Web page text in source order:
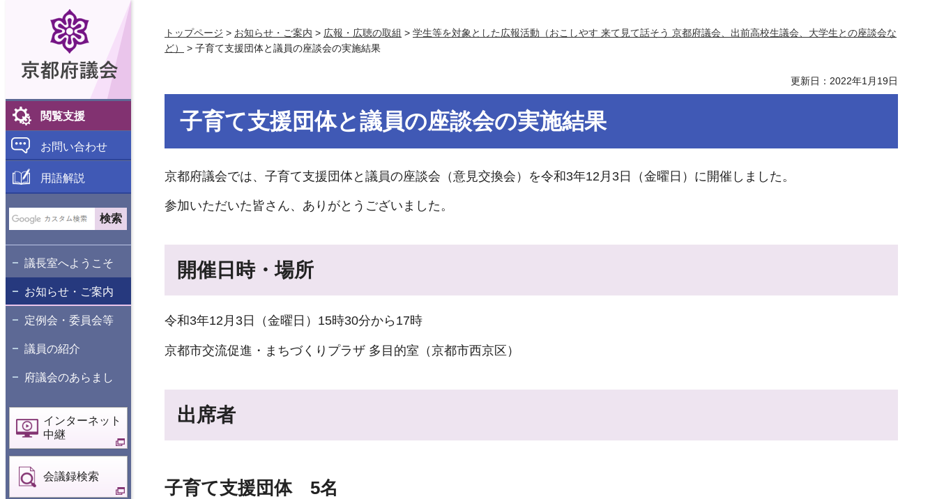
京都府議会
閲覧支援
お問い合わせ
用語解説
議長室へようこそ
お知らせ・ご案内
定例会・委員会等
議員の紹介
府議会のあらまし
インターネット
中継
会議録検索
トップページ > お知らせ・ご案内 > 広報・広聴の取組 > 学生等を対象とした広報活動（おこしやす 来て見て話そう 京都府議会、出前高校生議会、大学生との座談会な
ど）
> 子育て支援団体と議員の座談会の実施結果
更新日：2022年1月19日
子育て支援団体と議員の座談会の実施結果
京都府議会では、子育て支援団体と議員の座談会（意見交換会）を令和3年12月3日（金曜日）に開催しました。
参加いただいた皆さん、ありがとうございました。
開催日時・場所
令和3年12月3日（金曜日）15時30分から17時
京都市交流促進・まちづくりプラザ 多目的室（京都市西京区）
出席者
子育て支援団体 5名